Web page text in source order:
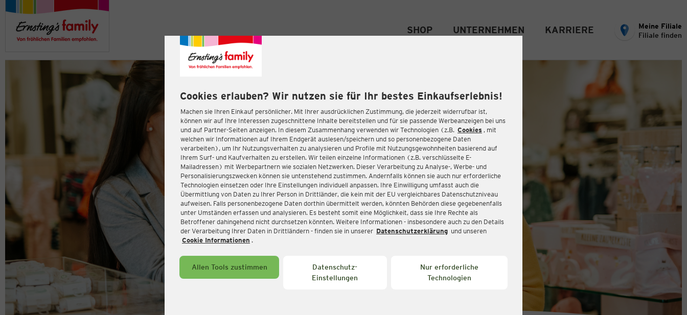
Cookies erlauben? Wir nutzen sie für Ihr bestes Einkaufserlebnis!
Machen sie Ihren Einkauf persönlicher. Mit Ihrer ausdrücklichen Zustimmung, die jederzeit widerrufbar ist,
können wir auf Ihre Interessen zugeschnittene Inhalte bereitstellen und für sie passende Werbeanzeigen bei uns
und auf Partner-Seiten anzeigen. In diesem Zusammenhang verwenden wir Technologien (z.B. Cookies , mit
welchen wir Informationen auf Ihrem Endgerät auslesen/speichern und so personenbezogene Daten
verarbeiten), um Ihr Nutzungsverhalten zu analysieren und Profile mit Nutzungsgewohnheiten basierend auf
Ihrem Surf- und Kaufverhalten zu erstellen. Wir teilen einzelne Informationen (z.B. verschlüsselte E-
Mailadressen) mit Werbepartnern wie sozialen Netzwerken. Dieser Verarbeitung zu Analyse-, Werbe- und
Personalisierungszwecken können sie untenstehend zustimmen. Andernfalls können sie auch nur erforderliche
Technologien einsetzen oder Ihre Einstellungen individuell anpassen. Ihre Einwilligung umfasst auch die
Übermittlung von Daten zu Ihrer Person in Drittländer, die kein mit der EU vergleichbares Datenschutzniveau
aufweisen. Falls personenbezogene Daten dorthin übermittelt werden, könnten Behörden diese gegebenenfalls
unter Umständen erfassen und analysieren. Es besteht somit eine Möglichkeit, dass sie Ihre Rechte als
Betroffener dahingehend nicht durchsetzen könnten. Weitere Informationen - insbesondere auch zu den Details
der Verarbeitung Ihrer Daten in Drittländern - finden sie in unserer Datenschutzerklärung und unseren
Cookie Informationen .
Allen Tools zustimmen
Datenschutz-
Einstellungen
Nur erforderliche
Technologien
SHOP UNTERNEHMEN KARRIERE
Meine Filiale
Filiale finden